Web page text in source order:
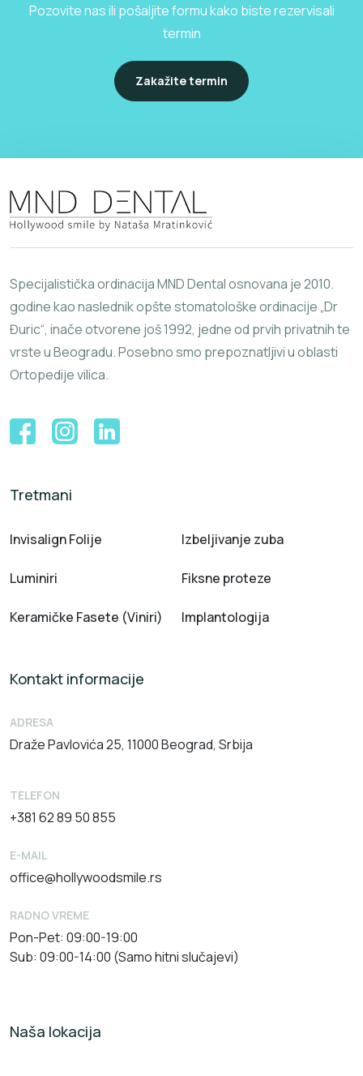
Pozovite nas ili pošaljite formu kako biste rezervisali
termin
Zakažite termin
Specijalistička ordinacija MND Dental osnovana je 2010.
godine kao naslednik opšte stomatološke ordinacije „Dr
Đuric“, inače otvorene još 1992, jedne od prvih privatnih te
vrste u Beogradu. Posebno smo prepoznatljivi u oblasti
Ortopedije vilica.
Tretmani
Invisalign Folije Izbeljivanje zuba
Luminiri Fiksne proteze
Keramičke Fasete (Viniri) Implantologija
Kontakt informacije
ADRESA
Draže Pavlovića 25, 11000 Beograd, Srbija
TELEFON
+381 62 89 50 855
E-MAIL
office@hollywoodsmile.rs
RADNO VREME
Pon-Pet: 09:00-19:00
Sub: 09:00-14:00 (Samo hitni slučajevi)
Naša lokacija